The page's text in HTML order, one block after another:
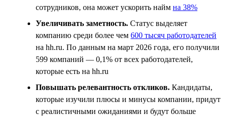
сотрудников, она может ускорить найм на 38%
Увеличивать заметность. Статус выделяет
компанию среди более чем 600 тысяч работодателей
на hh.ru. По данным на март 2026 года, его получили
599 компаний — 0,1% от всех работодателей,
которые есть на hh.ru
Повышать релевантность откликов. Кандидаты,
которые изучили плюсы и минусы компании, придут
с реалистичными ожиданиями и будут больше